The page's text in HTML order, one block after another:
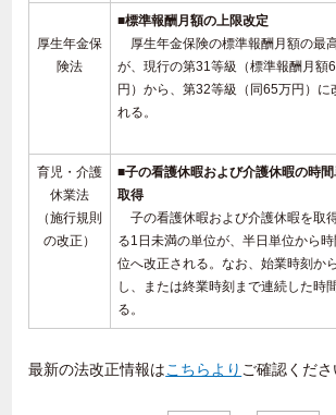
厚生年金保
険法
■標準報酬月額の上限改定
厚生年金保険の標準報酬月額の最
が、現行の第31等級（標準報酬月額
円）から、第32等級（同65万円）に
れる。
育児・介護
休業法
（施行規則
の改正）
■子の看護休暇および介護休暇の時
取得
子の看護休暇および介護休暇を取
る1日未満の単位が、半日単位から
位へ改正される。なお、始業時刻か
し、または終業時刻まで連続した時
る。
最新の法改正情報はこちらより ご確認くださ